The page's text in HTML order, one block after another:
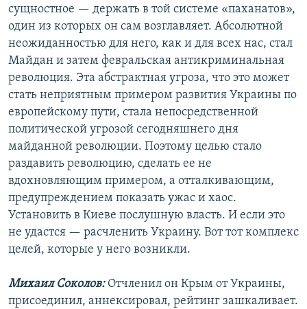
сущностное — держать в той системе «паханатов»,
один из которых он сам возглавляет. Абсолютной
неожиданностью для него, как и для всех нас, стал
Майдан и затем февральская антикриминальная
революция. Эта абстрактная угроза, что это может
стать неприятным примером развития Украины по
европейскому пути, стала непосредственной
политической угрозой сегодняшнего дня
майданной революции. Поэтому целью стало
раздавить революцию, сделать ее не
вдохновляющим примером, а отталкивающим,
предупреждением показать ужас и хаос.
Установить в Киеве послушную власть. И если это
не удастся — расчленить Украину. Вот тот комплекс
целей, которые у него возникли.
Михаил Соколов:Отчленил он Крым от Украины,
присоединил, аннексировал, рейтинг зашкаливает.